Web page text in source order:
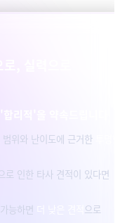
, 실력으로
리적'을 약속드립니다
위와 난이도에 근거한
로 인한 타사 견적이 있다면
능하면
으로